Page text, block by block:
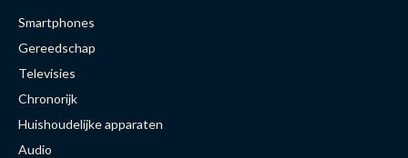
Smartphones
Gereedschap
Televisies
Chronorijk
Huishoudelijke apparaten
Audio